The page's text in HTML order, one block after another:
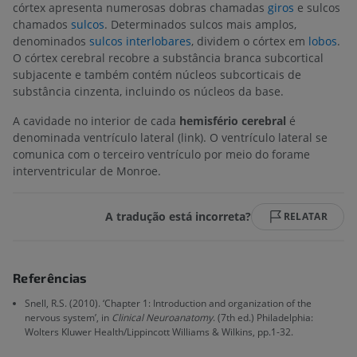
córtex apresenta numerosas dobras chamadas giros e sulcos
chamados sulcos. Determinados sulcos mais amplos,
denominados sulcos interlobares, dividem o córtex em lobos.
O córtex cerebral recobre a substância branca subcortical
subjacente e também contém núcleos subcorticais de
substância cinzenta, incluindo os núcleos da base.
A cavidade no interior de cada hemisfério cerebral é
denominada ventrículo lateral (link). O ventrículo lateral se
comunica com o terceiro ventrículo por meio do forame
interventricular de Monroe.
A tradução está incorreta? RELATAR
Referências
Snell, R.S. (2010). ‘Chapter 1: Introduction and organization of the
nervous system’, in Clinical Neuroanatomy. (7th ed.) Philadelphia:
Wolters Kluwer Health/Lippincott Williams & Wilkins, pp.1-32.